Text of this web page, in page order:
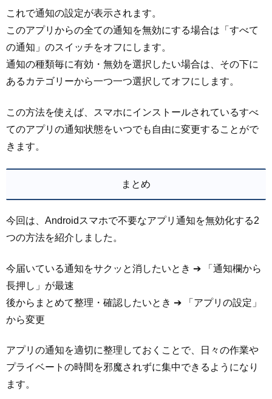
これで通知の設定が表示されます。
このアプリからの全ての通知を無効にする場合は「すべて
の通知」のスイッチをオフにします。
通知の種類毎に有効・無効を選択したい場合は、その下に
あるカテゴリーから一つ一つ選択してオフにします。
この方法を使えば、スマホにインストールされているすべ
てのアプリの通知状態をいつでも自由に変更することがで
きます。
まとめ
今回は、Androidスマホで不要なアプリ通知を無効化する2
つの方法を紹介しました。
今届いている通知をサクッと消したいとき ➔ 「通知欄から
長押し」が最速
後からまとめて整理・確認したいとき ➔ 「アプリの設定」
から変更
アプリの通知を適切に整理しておくことで、日々の作業や
プライベートの時間を邪魔されずに集中できるようになり
ます。